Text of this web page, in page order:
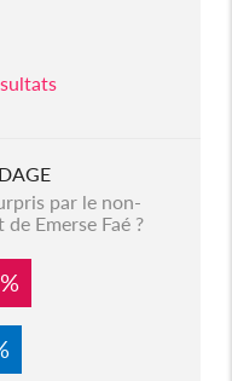
par le non-
Emerse Faé ?